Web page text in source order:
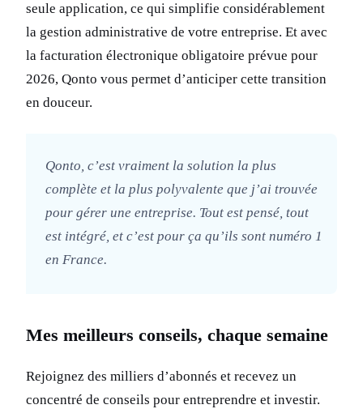
seule application, ce qui simplifie considérablement
la gestion administrative de votre entreprise. Et avec
la facturation électronique obligatoire prévue pour
2026, Qonto vous permet d’anticiper cette transition
en douceur.
Qonto, c’est vraiment la solution la plus
complète et la plus polyvalente que j’ai trouvée
pour gérer une entreprise. Tout est pensé, tout
est intégré, et c’est pour ça qu’ils sont numéro 1
en France.
Mes meilleurs conseils, chaque semaine
Rejoignez des milliers d’abonnés et recevez un
concentré de conseils pour entreprendre et investir.